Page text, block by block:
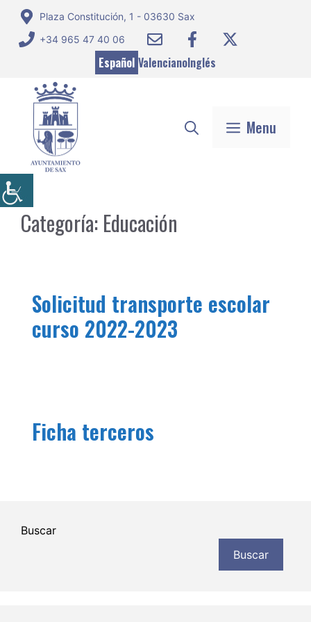
Saltar
contenido
Plaza Constitución, 1 - 03630 Sax
+34 965 47 40 06
Español ValencianoInglés
Menu
Categoría: Educación
Solicitud transporte escolar
curso 2022-2023
Ficha terceros
Buscar
Buscar